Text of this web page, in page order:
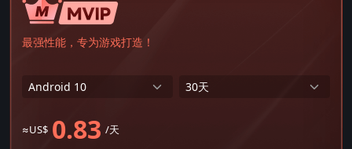
最强性能，专为游戏打造！
≈US$ 0.83 /天